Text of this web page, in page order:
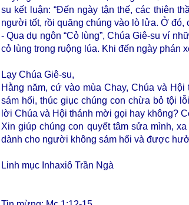
su kết luận: “Đến ngày tận thế, các thiên
người tốt, rồi quăng chúng vào lò lửa. Ở đó,
- Qua dụ ngôn “Cỏ lùng”, Chúa Giê-su ví
cỏ lùng trong ruộng lúa. Khi đến ngày phán
Lạy Chúa Giê-su,
Hằng năm, cứ vào mùa Chay, Chúa và
sám hối, thúc giục chúng con chừa bỏ tội
lời Chúa và Hội thánh mời gọi hay không?
Xin giúp chúng con quyết tâm sửa mình,
dành cho người không sám hối và được
Linh mục Inhaxiô Trần Ngà